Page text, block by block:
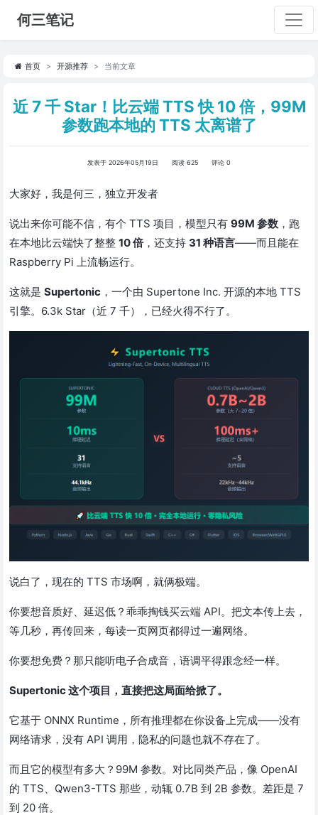
何三笔记
首页 开源推荐 当前文章
近 7 千 Star！比云端 TTS 快 10 倍，99M
参数跑本地的 TTS 太离谱了
发表于 2026年05月19日 阅读 625 评论 0
大家好，我是何三，独立开发者
说出来你可能不信，有个 TTS 项目，模型只有 99M 参数 ，跑
在本地比云端快了整整 10 倍 ，还支持 31 种语言——而且能在
Raspberry Pi 上流畅运行。
这就是 Supertonic ，一个由 Supertone Inc. 开源的本地 TTS
引擎。6.3k Star（近 7 千），已经火得不行了。
说白了，现在的 TTS 市场啊，就俩极端。
你要想音质好、延迟低？乖乖掏钱买云端 API。把文本传上去，
等几秒，再传回来，每读一页网页都得过一遍网络。
你要想免费？那只能听电子合成音，语调平得跟念经一样。
Supertonic 这个项目，直接把这局面给掀了。
它基于 ONNX Runtime，所有推理都在你设备上完成——没有
网络请求，没有 API 调用，隐私的问题也就不存在了。
而且它的模型有多大？99M 参数。对比同类产品，像 OpenAI
的 TTS、Qwen3-TTS 那些，动辄 0.7B 到 2B 参数。差距是 7
到 20 倍。